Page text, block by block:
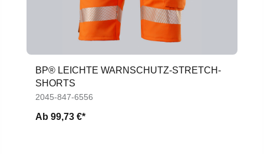
BP® LEICHTE WARNSCHUTZ-STRETCH-
SHORTS
2045-847-6556
Ab 99,73 €*